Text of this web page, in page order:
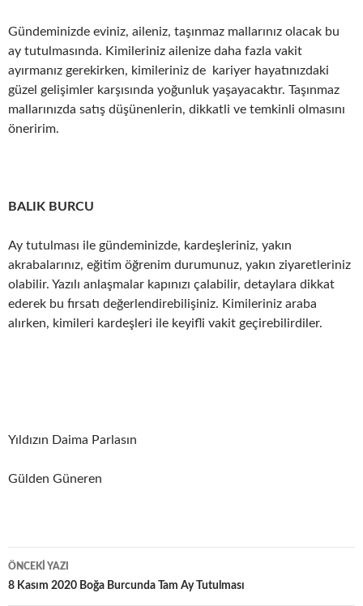
Gündeminizde eviniz, aileniz, taşınmaz mallarınız olacak bu
ay tutulmasında. Kimileriniz ailenize daha fazla vakit
ayırmanız gerekirken, kimileriniz de kariyer hayatınızdaki
güzel gelişimler karşısında yoğunluk yaşayacaktır. Taşınmaz
mallarınızda satış düşünenlerin, dikkatli ve temkinli olmasını
öneririm.
BALIK BURCU
Ay tutulması ile gündeminizde, kardeşleriniz, yakın
akrabalarınız, eğitim öğrenim durumunuz, yakın ziyaretleriniz
olabilir. Yazılı anlaşmalar kapınızı çalabilir, detaylara dikkat
ederek bu fırsatı değerlendirebilişiniz. Kimileriniz araba
alırken, kimileri kardeşleri ile keyifli vakit geçirebilirdiler.
Yıldızın Daima Parlasın
Gülden Güneren
Yazı
dolaşımı
ÖNCEKI YAZI
8 Kasım 2020 Boğa Burcunda Tam Ay Tutulması